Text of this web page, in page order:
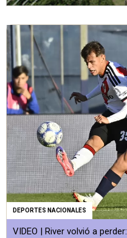
DEPORTES NACIONALES
VIDEO | River volvió a